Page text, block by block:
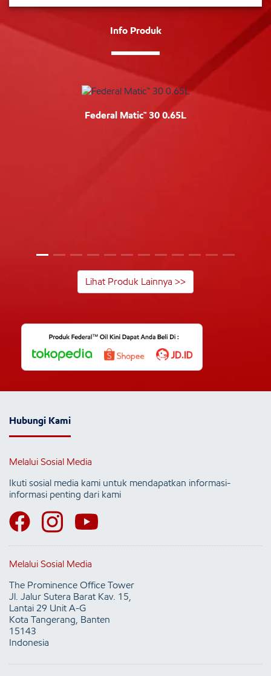
Info Produk
Federal Matic™ 30 0.65L
Lihat Produk Lainnya >>
Hubungi Kami
Melalui Sosial Media
Ikuti sosial media kami untuk mendapatkan informasi-
informasi penting dari kami
Melalui Sosial Media
The Prominence Office Tower
Jl. Jalur Sutera Barat Kav. 15,
Lantai 29 Unit A-G
Kota Tangerang, Banten
15143
Indonesia